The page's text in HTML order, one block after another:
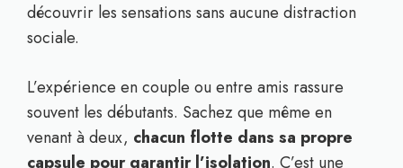
découvrir les sensations sans aucune distraction
sociale.
L’expérience en couple ou entre amis rassure
souvent les débutants. Sachez que même en
venant à deux, chacun flotte dans sa propre
capsule pour garantir l’isolation. C’est une